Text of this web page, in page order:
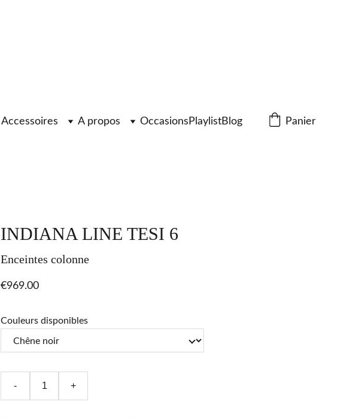
Accessoires A propos Occasions PlaylistBlog Panier
INDIANA LINE TESI 6
Enceintes colonne
€969.00
Couleurs disponibles
- +